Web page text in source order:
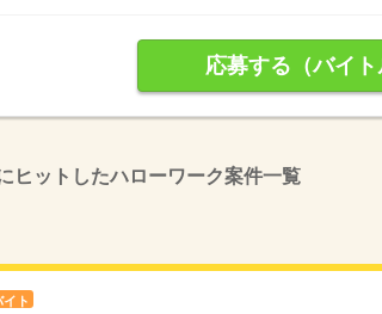
応募する（バイト
ヒットしたハローワーク案件一覧
ト